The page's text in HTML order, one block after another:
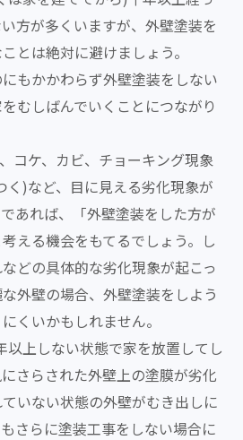
方が多くいますが、外壁塗装を
とは絶対に避けましょう。
もかかわらず外壁塗装をしない
むしばんでいくことにつながり
コケ、カビ、チョーキング現象
く)など、目に見える劣化現象が
あれば、「外壁塗装をした方が
える機会をもてるでしょう。し
どの具体的な劣化現象が起こっ
外壁の場合、外壁塗装をしよう
くいかもしれません。
以上しない状態で家を放置してし
さらされた外壁上の塗膜が劣化
いない状態の外壁がむき出しに
さらに塗装工事をしない場合に